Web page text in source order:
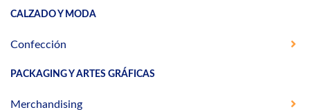
CALZADO Y MODA
Confección
PACKAGING Y ARTES GRÁFICAS
Merchandising